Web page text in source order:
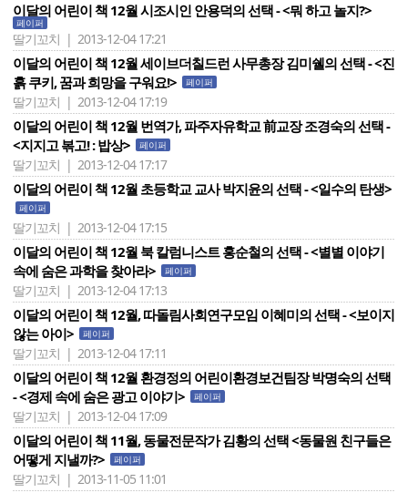
이달의 어린이 책 12월 시조시인 안용덕의 선택 - <뭐 하고 놀지?>
페이퍼
딸기꼬치 | 2013-12-04 17:21
이달의 어린이 책 12월 세이브더칠드런 사무총장 김미쉘의 선택 - <진
흙 쿠키, 꿈과 희망을 구워요!>
페이퍼
딸기꼬치 | 2013-12-04 17:19
이달의 어린이 책 12월 번역가, 파주자유학교 前교장 조경숙의 선택 -
<지지고 볶고! : 밥상>
페이퍼
딸기꼬치 | 2013-12-04 17:17
이달의 어린이 책 12월 초등학교 교사 박지윤의 선택 - <일수의 탄생>
페이퍼
딸기꼬치 | 2013-12-04 17:15
이달의 어린이 책 12월 북 칼럼니스트 홍순철의 선택 - <별별 이야기
속에 숨은 과학을 찾아라>
페이퍼
딸기꼬치 | 2013-12-04 17:13
이달의 어린이 책 12월, 따돌림사회연구모임 이혜미의 선택 - <보이지
않는 아이>
페이퍼
딸기꼬치 | 2013-12-04 17:11
이달의 어린이 책 12월 환경정의 어린이환경보건팀장 박명숙의 선택
- <경제 속에 숨은 광고 이야기>
페이퍼
딸기꼬치 | 2013-12-04 17:09
이달의 어린이 책 11월, 동물전문작가 김황의 선택 <동물원 친구들은
어떻게 지낼까?>
페이퍼
딸기꼬치 | 2013-11-05 11:01